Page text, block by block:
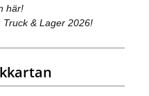
här!
Truck & Lager 2026!